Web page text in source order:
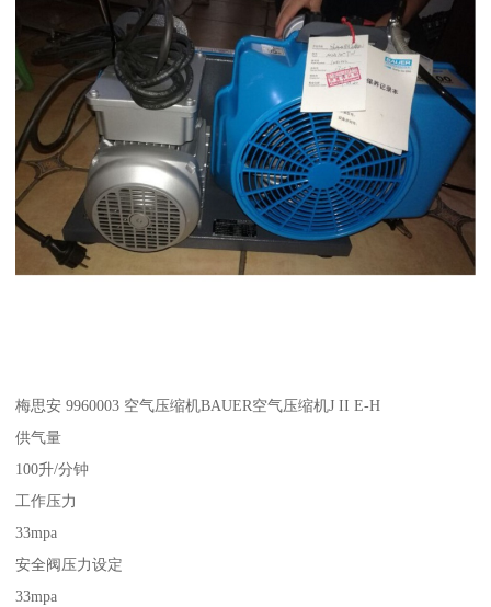
梅思安 9960003 空气压缩机BAUER空气压缩机J II E-H
供气量
100升/分钟
工作压力
33mpa
安全阀压力设定
33mpa